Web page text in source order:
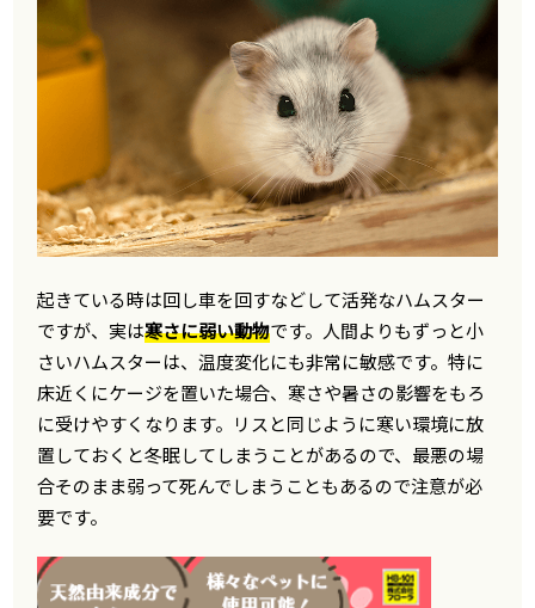
起きている時は回し車を回すなどして活発なハムスター
ですが、実は寒さに弱い動物です。人間よりもずっと小
さいハムスターは、温度変化にも非常に敏感です。特に
床近くにケージを置いた場合、寒さや暑さの影響をもろ
に受けやすくなります。リスと同じように寒い環境に放
置しておくと冬眠してしまうことがあるので、最悪の場
合そのまま弱って死んでしまうこともあるので注意が必
要です。